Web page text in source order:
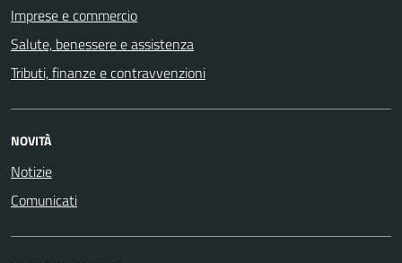
Imprese e commercio
Salute, benessere e assistenza
Tributi, finanze e contravvenzioni
NOVITÀ
Notizie
Comunicati